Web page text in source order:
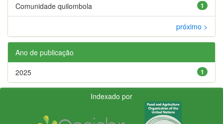
1
Comunidade quilombola
próximo >
Ano de publicação
1
2025
Indexado por